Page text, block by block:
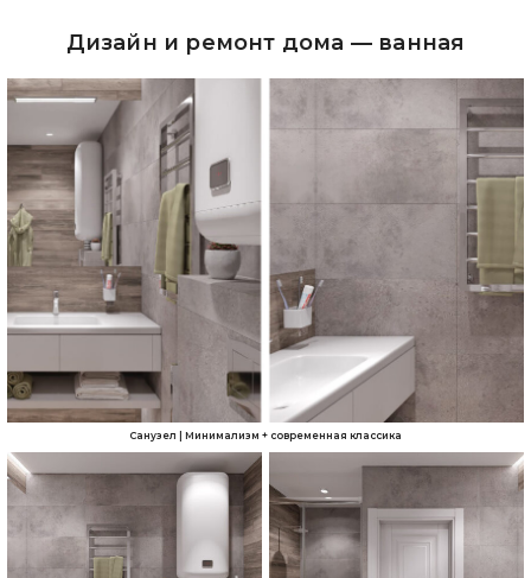
Дизайн и ремонт дома — ванная
Санузел | Минимализм + современная классика